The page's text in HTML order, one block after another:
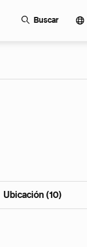
Buscar
Ubicación (10)